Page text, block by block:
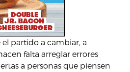
el partido a cambiar, a
falta arreglar errores
a personas que piensen